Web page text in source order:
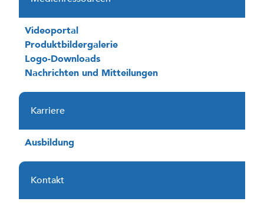
Videoportal
Produktbildergalerie
Logo-Downloads
Nachrichten und Mitteilungen
Karriere
Ausbildung
Kontakt